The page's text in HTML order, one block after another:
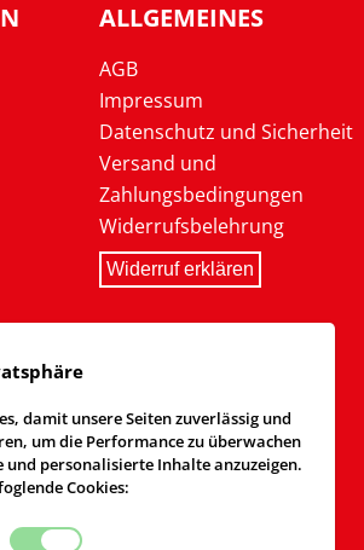
ALLGEMEINES
AGB
Impressum
Datenschutz und Sicherheit
Versand und
Zahlungsbedingungen
Widerrufsbelehrung
Widerruf erklären
damit unsere Seiten zuverlässig und
um die Performance zu überwachen
und personalisierte Inhalte anzuzeigen.
Cookies: